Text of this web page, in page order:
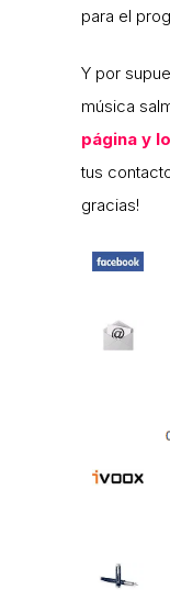
para el
Y por
música
página y
tus
gracias!